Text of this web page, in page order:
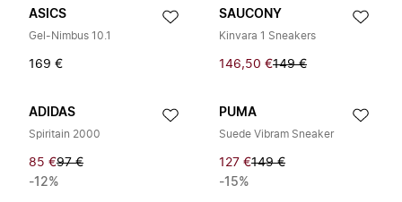
ASICS
Gel-Nimbus 10.1
169 €
SAUCONY
Kinvara 1 Sneakers
146,50 €149 €
ADIDAS
Spiritain 2000
85 €97 €
-12%
PUMA
Suede Vibram Sneaker
127 €149 €
-15%